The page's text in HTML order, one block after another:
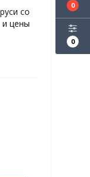
0
0
со
и цены